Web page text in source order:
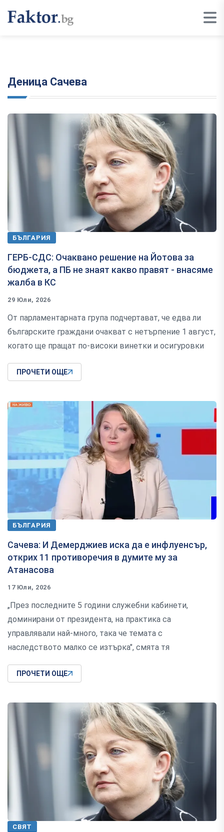
Деница Сачева
БЪЛГАРИЯ
ГЕРБ-СДС: Очаквано решение на Йотова за
бюджета, а ПБ не знаят какво правят - внасяме
жалба в КС
29 Юли, 2026
От парламентарната група подчертават, че едва ли
българските граждани очакват с нетърпение 1 август,
когато ще пращат по-високи винетки и осигуровки
ПРОЧЕТИ ОЩЕ
БЪЛГАРИЯ
Сачева: И Демерджиев иска да е инфлуенсър,
открих 11 противоречия в думите му за
Атанасова
17 Юли, 2026
„През последните 5 години служебни кабинети,
доминирани от президента, на практика са
управлявали най-много, така че темата с
наследството малко се изтърка", смята тя
ПРОЧЕТИ ОЩЕ
СВЯТ